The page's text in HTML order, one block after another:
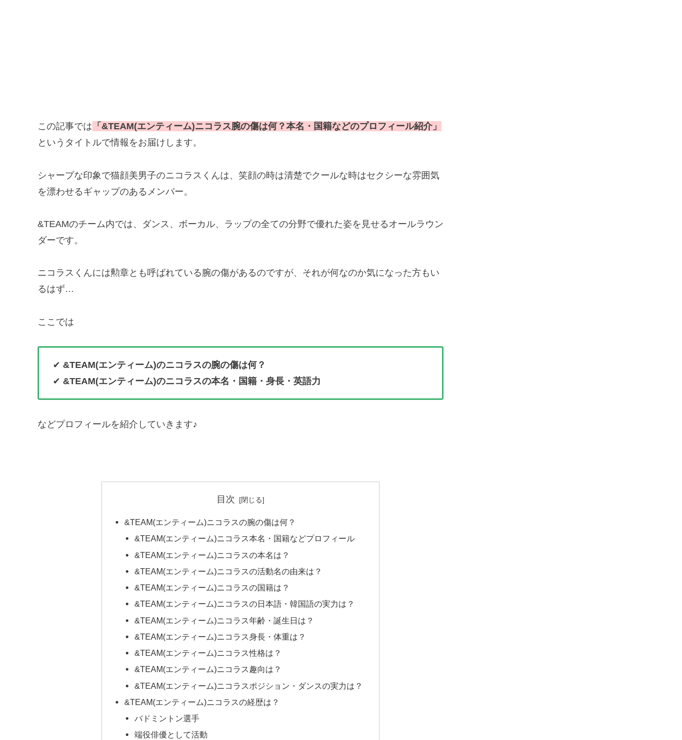
この記事では 「&TEAM(エンティーム)ニコラス腕の傷は何？本名・国籍などのプロフィール紹介」
というタイトルで情報をお届けします。
シャープな印象で猫顔美男子のニコラスくんは、笑顔の時は清楚でクールな時はセクシーな雰囲気
を漂わせるギャップのあるメンバー。
&TEAMのチーム内では、ダンス、ボーカル、ラップの全ての分野で優れた姿を見せるオールラウン
ダーです。
ニコラスくんには勲章とも呼ばれている腕の傷があるのですが、それが何なのか気になった方もい
るはず…
ここでは
✔ &TEAM(エンティーム)のニコラスの腕の傷は何？
✔ &TEAM(エンティーム)のニコラスの本名・国籍・身長・英語力
などプロフィールを紹介していきます♪
目次
&TEAM(エンティーム)ニコラスの腕の傷は何？
&TEAM(エンティーム)ニコラス本名・国籍などプロフィール
&TEAM(エンティーム)ニコラスの本名は？
&TEAM(エンティーム)ニコラスの活動名の由来は？
&TEAM(エンティーム)ニコラスの国籍は？
&TEAM(エンティーム)ニコラスの日本語・韓国語の実力は？
&TEAM(エンティーム)ニコラス年齢・誕生日は？
&TEAM(エンティーム)ニコラス身長・体重は？
&TEAM(エンティーム)ニコラス性格は？
&TEAM(エンティーム)ニコラス趣向は？
&TEAM(エンティーム)ニコラスポジション・ダンスの実力は？
&TEAM(エンティーム)ニコラスの経歴は？
バドミントン選手
端役俳優として活動